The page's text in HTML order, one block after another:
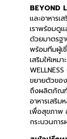
BEYOND
และอาหาร
เราพร้อมดู
ด้วยมาตรฐ
พร้อมทีมผู้เ
เสริมให้เห
ขยายตัวขอ
ถึงผลิตภัณฑ์
อาหารเสริม
เพื่อสุขภาพ
กระบวนกา